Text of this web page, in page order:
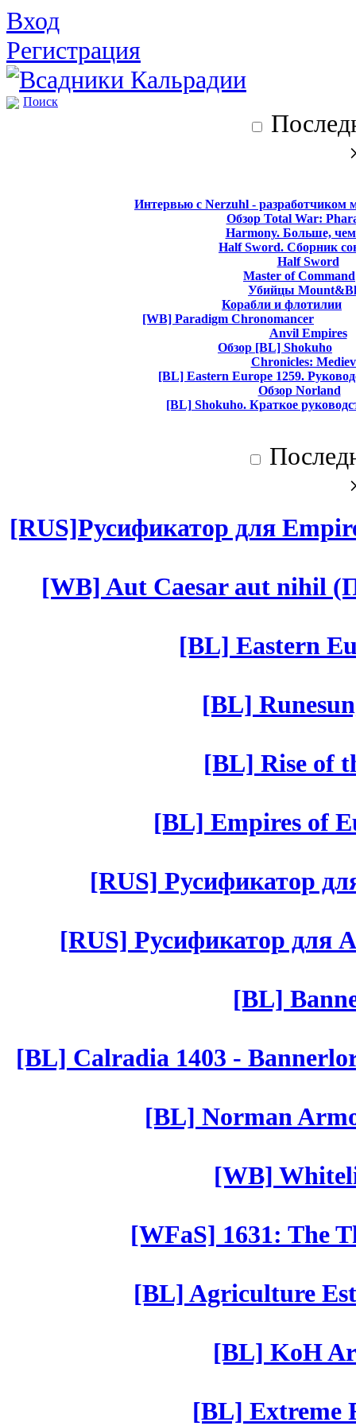
Вход
Регистрация
Поиск
Интервью с Nerzuhl - разработчиком
Обзор Total War:
Harmony. Больше,
Half Sword. Сборник
Half Sword
Master of Command
Убийцы
Корабли и флотилии
[WB] Paradigm Chronomancer
Anvil Empires
Обзор [BL] Shokuho
Chronicles:
[BL] Eastern Europe 1259.
Обзор Norland
[BL] Shokuho. Краткое
[RUS]Русификатор для
[WB] Aut Caesar aut nihil
[BL] Eastern
[BL]
[BL] Rise of
[BL] Empires of
[RUS] Русификатор
[RUS] Русификатор для
[BL]
[BL] Calradia 1403 -
[BL] Norman
[WB]
[WFaS] 1631: The
[BL] Agriculture
[BL] KoH
[BL] Extreme